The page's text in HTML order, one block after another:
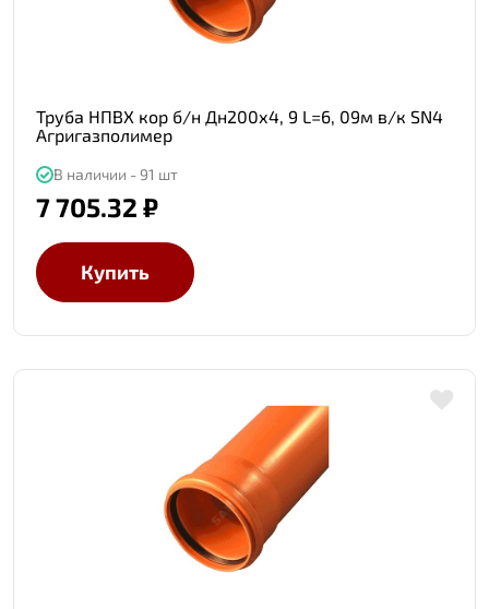
Труба НПВХ кор б/н Дн200х4, 9 L=6, 09м в/к SN4
Агригазполимер
В наличии - 91 шт
7 705.32 ₽
Купить